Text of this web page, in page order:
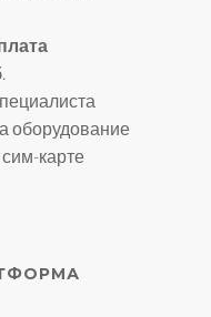
оборудование
карте